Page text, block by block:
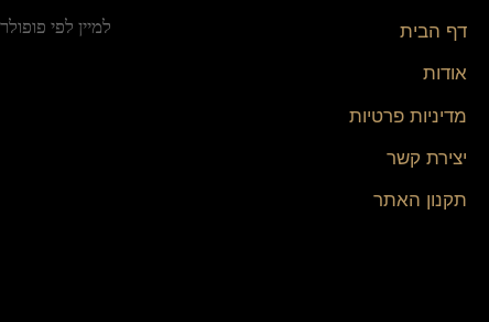
דף הבית
אודות
מדיניות פרטיות
יצירת קשר
תקנון האתר